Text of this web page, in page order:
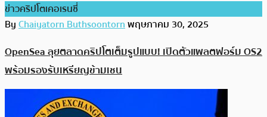
ข่าวคริปโตเคอเรนซี่
ByChaiyatorn Buthsoontornพฤษภาคม 30, 2025
OpenSea ลุยตลาดคริปโตเต็มรูปแบบ! เปิดตัวแพลตฟอร์ม OS2
พร้อมรองรับเหรียญข้ามเชน